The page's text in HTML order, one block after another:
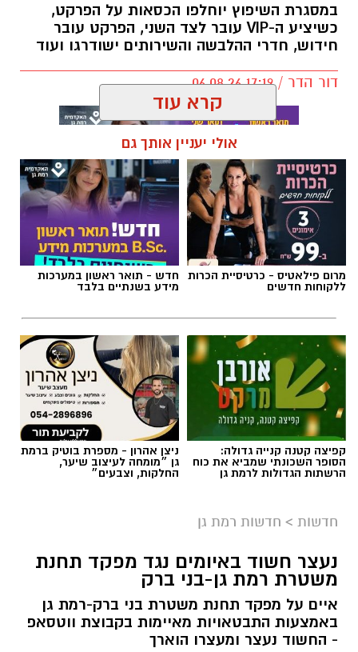
במסגרת השיפוץ יוחלפו הכסאות על הפרקט,
כשיציע ה-VIP עובר לצד השני, הפרקט עובר
חידוש, חדרי ההלבשה והשירותים ישודרגו ועוד
דור הדר / 17:19 06.08.26
תגים:כרמל שאמה הכהן, מכבי עירוני רמת גן, זיסמן
אולם זיסמן ברמת גן, אולמה הביתי של מכבי
קבוצת כנען רמת-גן, שנחנך ב-1993, עובר בימים
אלו שיפוץ משמעותי לקראת עונת המשחקים
והבעלים של המועדון אבי גבאי הנאמדת בכשני
מיליון ש״ח.
במסגרת השיפוץ, יוחלפו כל המושבים על הפרקט
ובמקומם יותקנו יציעים חדשים. יציע ה-VIP עובר
צד וימוקם בצד בו היו ממוקמים שולחן המזכירות
וספסלי הקבוצות. אלה עוברים לצד השני מתחת
הטלוויזיה. גם משני צידי הפרקט מאחורי הסלים
מטרת השינוי היא להעניק לאוהדים חוויית משחק
נעימה והיא מתבצע תודות לתמיכת ראש העיר,
כרמל שאמה הכהן ובהובלת מנכ״ל רשות הספורט
העירונית ר״ג, רוני יהודה. בזכות השינוי המתבצע
קרא עוד
אולי יעניין אותך גם
מרום פילאטיס - כרטיסיית הכרות
ללקוחות חדשים
חדש - תואר ראשון במערכות
מידע בשנתיים בלבד
קפיצה קטנה קנייה גדולה:
הסופר השכונתי שמביא את כוח
הרשתות הגדולות לרמת גן
ניצן אהרון - מספרת בוטיק ברמת
גן ״מומחה לעיצוב שיער,
החלקות, וצבעים״
חדשות > חדשות רמת גן
נעצר חשוד באיומים נגד מפקד תחנת
משטרת רמת גן-בני ברק
איים על מפקד תחנת משטרת בני ברק-רמת גן
באמצעות התבטאויות מאיימות בקבוצת ווטסאפ
- החשוד נעצר ומעצרו הוארך